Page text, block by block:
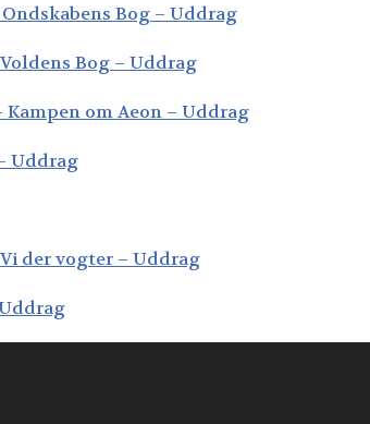
Bog – Uddrag
Bog – Uddrag
Kampen om Aeon – Uddrag
Uddrag
der vogter – Uddrag